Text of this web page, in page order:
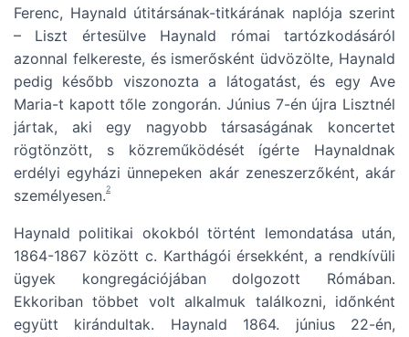
Ferenc, Haynald útitársának-titkárának naplója szerint
– Liszt értesülve Haynald római tartózkodásáról
azonnal felkereste, és ismerősként üdvözölte, Haynald
pedig később viszonozta a látogatást, és egy Ave
Maria-t kapott tőle zongorán. Június 7-én újra Lisztnél
jártak, aki egy nagyobb társaságának koncertet
rögtönzött, s közreműködését ígérte Haynaldnak
erdélyi egyházi ünnepeken akár zeneszerzőként, akár
személyesen.2
Haynald politikai okokból történt lemondatása után,
1864-1867 között c. Karthágói érsekként, a rendkívüli
ügyek kongregációjában dolgozott Rómában.
Ekkoriban többet volt alkalmuk találkozni, időnként
együtt kirándultak. Haynald 1864. június 22-én,